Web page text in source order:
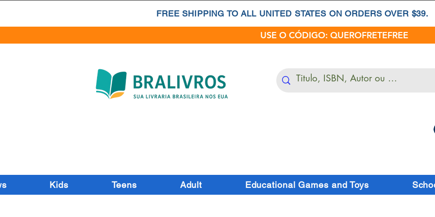
FREE SHIPPING TO ALL UNITED STATES ON ORDERS OVER $39.
USE O CÓDIGO: QUEROFRETEFREE
Kids Teens Adult Educational Games and Toys